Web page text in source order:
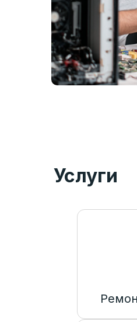
Услуги